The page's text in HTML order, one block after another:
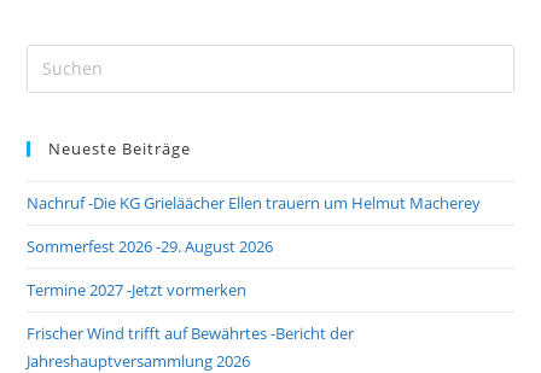
Neueste Beiträge
Nachruf -Die KG Grieläächer Ellen trauern um Helmut Macherey
Sommerfest 2026 -29. August 2026
Termine 2027 -Jetzt vormerken
Frischer Wind trifft auf Bewährtes -Bericht der
Jahreshauptversammlung 2026